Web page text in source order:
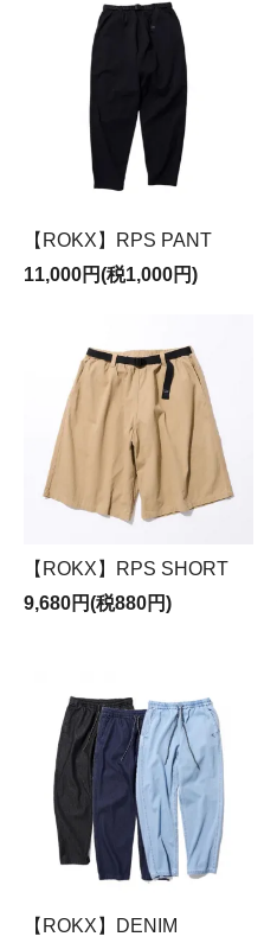
【ROKX】RPS PANT
11,000円(税1,000円)
【ROKX】RPS SHORT
9,680円(税880円)
【ROKX】DENIM